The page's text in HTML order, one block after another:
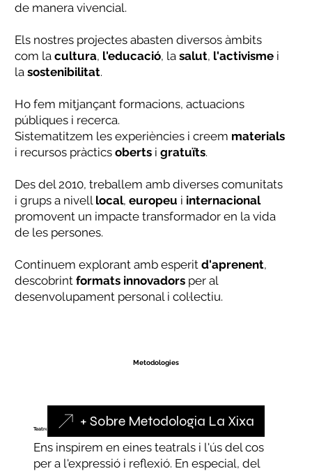
de manera vivencial.
Els nostres projectes abasten diversos àmbits
com lacultura, l'educació, lasalut, l'activisme i
lasostenibilitat.
Ho fem mitjançant formacions, actuacions
públiques i recerca.
Sistematitzem les experiències i creem materials
i recursos pràcticsoberts igratuïts.
Des del 2010, treballem amb diverses comunitats
i grups a nivell local,europeu i internacional
promovent un impacte transformador en la vida
de les persones.
Continuem explorant amb esperitd'aprenent,
descobrintformats innovadors per al
desenvolupament personal i col·lectiu.
Metodologies
Teatre de les Oprimides
Ens inspirem en eines teatrals i l'ús del cos
per a l'expressió i reflexió. En especial, del
+ Sobre Metodologia La Xixa